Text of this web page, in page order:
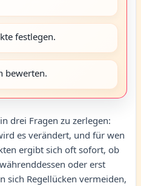
festlegen.
bewerten.
drei Fragen zu zerlegen:
es verändert, und für wen
ergibt sich oft sofort, ob
oder erst
sich Regellücken vermeiden,